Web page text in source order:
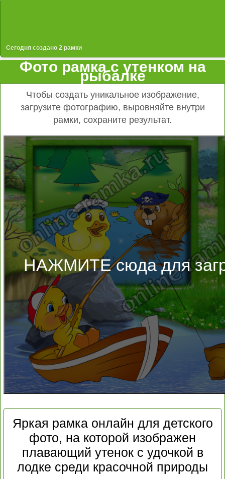
Сегодня создано 2 рамки
Фото рамка с утенком на
рыбалке
Чтобы создать уникальное изображение,
загрузите фотографию, выровняйте внутри
рамки, сохраните результат.
НАЖМИТЕ сюда для
Яркая рамка онлайн для детского
фото, на которой изображен
плавающий утенок с удочкой в
лодке среди красочной природы